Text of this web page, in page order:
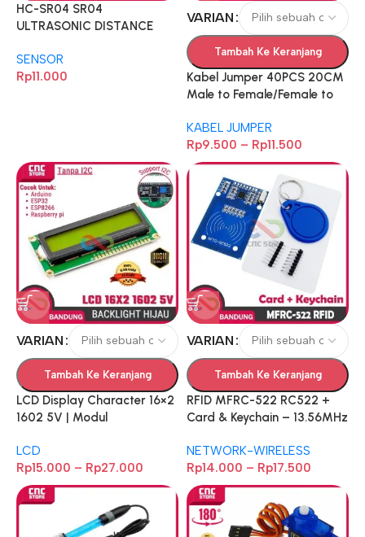
HC-SR04 SR04
ULTRASONIC DISTANCE
SENSOR MODULE
SENSOR
Rp11.000
VARIAN
Tambah Ke Keranjang
Kabel Jumper 40PCS 20CM
Male to Female/Female to
Dupont – Kabel Koneksi
untuk Breadboard
KABEL JUMPER
Rp9.500 – Rp11.500
VARIAN
Tambah Ke Keranjang
LCD Display Character 16×2
1602 5V | Modul
Pilihan I2C atau Non-I2C
untuk Arduino & DIY
LCD
Rp15.000 – Rp27.000
VARIAN
Tambah Ke Keranjang
RFID MFRC-522 RC522 +
Card & Keychain – 13.56MHz
Support e-KTP
NETWORK-WIRELESS
Rp14.000 – Rp17.500